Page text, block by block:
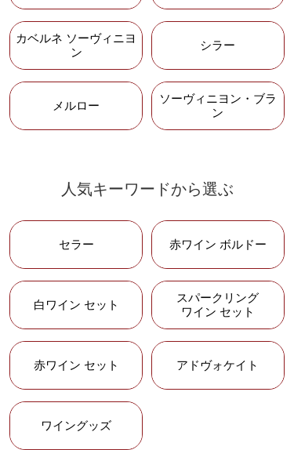
シャトー・ムートン・
長い歴史の中で過去1度だけメドックの格
付けにおいて格上げを受けたムートン・
ロートシルト
ロートシルト
を誇るシャトー・ラフィット・ロートシ
シャトー・オー・ブリオン
61シャトーの中で唯一のメルロー主体ワ
インを生み出すグラーヴ地区きっての著
シャトー・マルゴー
文豪ヘミングウェイも愛し、その名前を
愛娘に送ったとも言われるボルドーの宝
石シャトー・マルゴー
カベルネ ソーヴィニヨ
ン
シラー
メルロー
ソーヴィニヨン・ブラ
ン
人気キーワードから選ぶ
セラー 赤ワイン ボルドー
白ワイン セット
スパークリング
ワイン セット
赤ワイン セット アドヴォケイト
ワイングッズ